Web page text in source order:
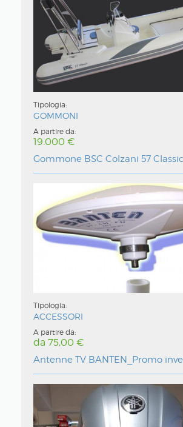
Tipologia:
GOMMONI
A partire da:
19.000
Gommone BSC Colzani 57 Classic
Tipologia:
ACCESSORI
A partire da:
da 75,00
Antenne TV BANTEN_Promo